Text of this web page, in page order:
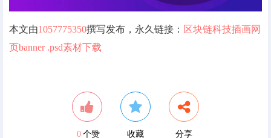
管理中心
本文由1057775350撰写发布，永久链接： 区块链科技插画网
页banner .psd素材下载
0 个赞 收藏 分享